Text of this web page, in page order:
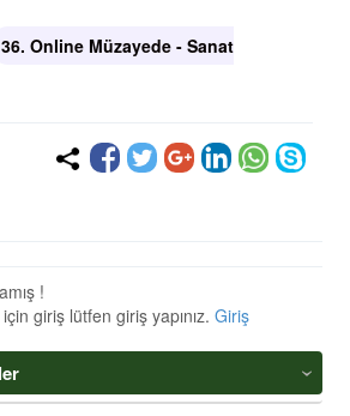
36. Online Müzayede - Sanat
!
giriş lütfen giriş yapınız. Giriş
‹